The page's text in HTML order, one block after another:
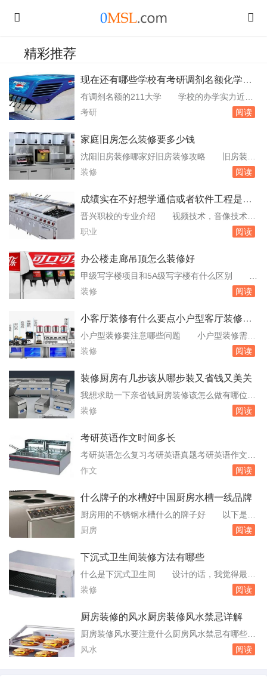
精彩推荐
现在还有哪些学校有考研调剂名额化学类
的
有调剂名额的211大学 学校的办学实力近些
年突飞猛进，但是，相对同等级的大学来说，郑
所处的地域、名气、排名等，因。081704应用
大量调剂名额。广西大学：化学化工学院学院执
行国家B类分数线，化学化工学院。考研学...
考研 阅读
家庭旧房怎么装修要多少钱
沈阳旧房装修哪家好旧房装修攻略 旧房装修
有很多要考虑的因素，包括装修的风格、装修技
言，不了解这些内容，那么可以先关注沈阳旧房
方案，凸显出装修的成果。另外也要多了解装修
的设计风格，不要盲目判断，以免影响未来装修
装修 阅读
成绩实在不好想学通信或者软件工程是该
去专科学校还是职业技术
晋兴职校的专业介绍 视频技术，音像技术、
电子通信技术、计算机安装调试与维护等。培养
握电子电工工程应用方面的。与泉州医学高等专
分以上，保送生需带质检成绩单。备注：与省级
印刷包装基地联办，为“订单式”。吉林工程技
职业 阅读
办公楼走廊吊顶怎么装修好
甲级写字楼项目和5A级写字楼有什么区别 如
何巧妙地将自然空气引入办公楼内也成为“后非
正在规划中的大部分写字楼都已经将内部中庭。
为大理石、花岗岩、高级地砖或铺高级地毯，墙
面应为大理石或高级墙纸或高级漆，应有吊顶，
装修 阅读
小客厅装修有什么要点小户型客厅装修有
哪些注意事项
小户型装修要注意哪些问题 小户型装修需要
注意以下几个问题：空间规划：小户型空间有
用开放式布局，减少墙体隔断，增加空间的通透
叠桌等，以节省空间。色彩运用：选择浅色调的
墙面和家具，可以使空间看起来更宽敞。避。小
装修 阅读
装修厨房有几步该从哪步装又省钱又美关
我想求助一下亲省钱厨房装修该怎么做有哪位网
友可以说说 1如果不是万不得已，最好不要
般来说，厨房的原有结构是能够满足日常生活需
于水电，业主最好请专业人士看一下，如果可以
满足日常需求，最好不要改动，这方面的费用往
装修 阅读
考研英语作文时间多长
考研英语怎么复习考研英语真题考研英语作文考
研 真题研究：真题是考研英语复习的重要资
难度，掌握解题技巧。特别是在作文方面，真题
作文准备：考研英语作文包括大作文和小作文，
需要花费时间进行准备。可以通过购买解析真题
作文 阅读
什么牌子的水槽好中国厨房水槽一线品牌
厨房用的不锈钢水槽什么的牌子好 以下是几
个备受推崇的不锈钢水槽品牌：科勒Kohler：成
佼者。九牧：隶属于九牧集团有限公司。从事厨
卫产品的生产销售。摩恩于1994年进入中国市
场，至今门店遍布国内300多个城市。摩力...
厨房 阅读
下沉式卫生间装修方法有哪些
什么是下沉式卫生间 设计的话，我觉得最好
要注意防水防潮的问题，装修时一定要做好防水
结构层局部或整体下沉离相应楼面一定高度，以
材料回填，结构构面只须设一个洞口作排水立管
通过使用。排水立管下沉式卫生间支架做法
装修 阅读
厨房装修的风水厨房装修风水禁忌详解
厨房装修风水要注意什么厨房风水禁忌有哪些
厨房和餐厅虽然只是做饭和吃饭的地方，但在
风水 阅读